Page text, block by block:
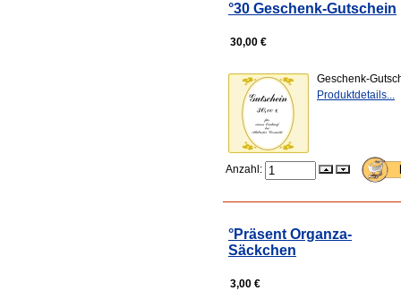
°30 Geschenk-Gutschein
30,00 €
Geschenk-
Produktdetails...
Anzahl:
°Präsent Organza-
Säckchen
3,00 €